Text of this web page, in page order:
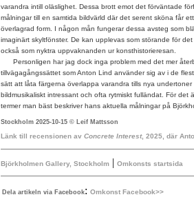
varandra intill oläslighet. Dessa brott emot det förväntade
målningar till en samtida bildvärld där det serent sköna får
överlagrad form. I någon mån fungerar dessa avsteg som
imaginärt skyltfönster. De kan upplevas som störande för
också som nyktra uppvaknanden ur konsthistorieresan.
Personligen har jag dock inga problem med det mer
tillvägagångssättet som Anton Lind använder sig av i de
sätt att låta färgerna överlappa varandra tills nya
bildmusikaliskt intressant och ofta rytmiskt fulländat. För det
termer man bäst beskriver hans aktuella målningar på
Stockholm 2025-10-15 © Leif Mattsson
Länk till recensionen av Concrete Interest, 2025, där
Björkholmen Gallery, Stockholm | Omkonsts startsida
Dela artikeln via Facebook: Omkonst Facebook>>